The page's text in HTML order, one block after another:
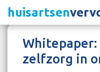
huisartsen
Whitepaper:
zelfzorg in